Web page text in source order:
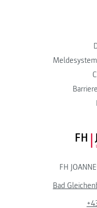
FH
Bad